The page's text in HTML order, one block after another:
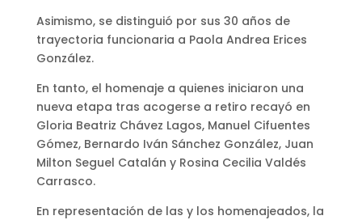
Asimismo, se distinguió por sus 30 años de
trayectoria funcionaria a Paola Andrea Erices
González.
En tanto, el homenaje a quienes iniciaron una
nueva etapa tras acogerse a retiro recayó en
Gloria Beatriz Chávez Lagos, Manuel Cifuentes
Gómez, Bernardo Iván Sánchez González, Juan
Milton Seguel Catalán y Rosina Cecilia Valdés
Carrasco.
En representación de las y los homenajeados, la